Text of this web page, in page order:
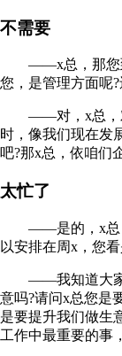
不需要
——x总，那您到
您，是管理方面呢
——对，x总，对
时，像我们现在发
吧?那x总，依咱们
太忙了
——是的，x总，
以安排在周x，您
——我知道大家都
意吗?请问x总您是
是要提升我们做生
工作中最重要的事